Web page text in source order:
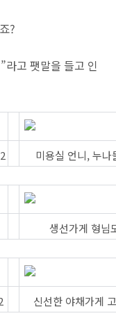
?
라고 팻말을 들고 인
미용실 언니, 누
생선가게 형님
신선한 야채가게